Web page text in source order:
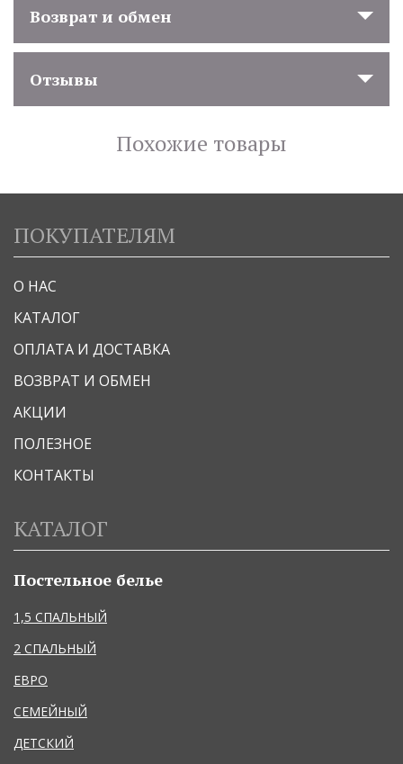
Возврат и обмен
Отзывы
Похожие товары
ПОКУПАТЕЛЯМ
О НАС
КАТАЛОГ
ОПЛАТА И ДОСТАВКА
ВОЗВРАТ И ОБМЕН
АКЦИИ
ПОЛЕЗНОЕ
КОНТАКТЫ
КАТАЛОГ
Постельное белье
1,5 СПАЛЬНЫЙ
2 СПАЛЬНЫЙ
ЕВРО
СЕМЕЙНЫЙ
ДЕТСКИЙ